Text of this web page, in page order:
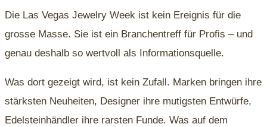
Die Las Vegas Jewelry Week ist kein Ereignis für die
grosse Masse. Sie ist ein Branchentreff für Profis – und
genau deshalb so wertvoll als Informationsquelle.
Was dort gezeigt wird, ist kein Zufall. Marken bringen ihre
stärksten Neuheiten, Designer ihre mutigsten Entwürfe,
Edelsteinhändler ihre rarsten Funde. Was auf dem